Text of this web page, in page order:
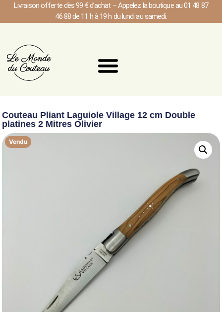
Livraison offerte dès 99 € d’achat – Appelez la boutique au 01 48 87
46 88 de 11 h à 19 h du lundi au samedi.
Couteau Pliant Laguiole Village 12 cm Double
platines 2 Mitres Olivier
Vendu